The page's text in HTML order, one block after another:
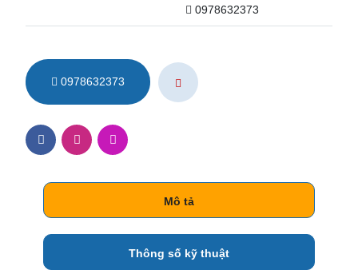
0978632373
0978632373
Mô tả
Thông số kỹ thuật